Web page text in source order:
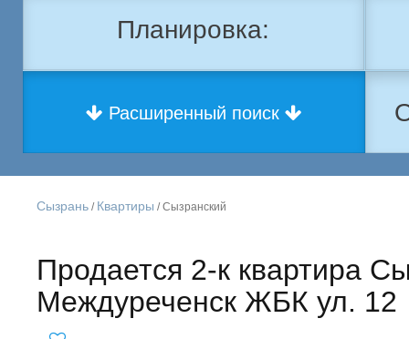
Планировка:
Расширенный поиск
Сызрань / Квартиры / Сызранский
Продается 2-к квартира
Междуреченск ЖБК ул. 12